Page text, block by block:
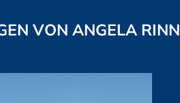
VON ANGELA RINN